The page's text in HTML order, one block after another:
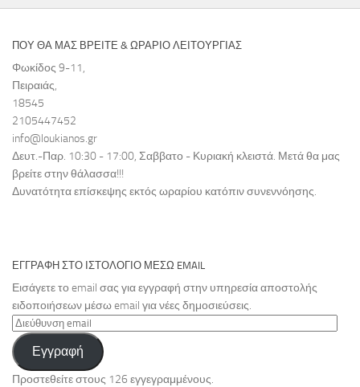
ΠΟΥ ΘΑ ΜΑΣ ΒΡΕΙΤΕ & ΩΡΑΡΙΟ ΛΕΙΤΟΥΡΓΙΑΣ
Φωκίδος 9-11,
Πειραιάς,
18545
2105447452
info@loukianos.gr
Δευτ.-Παρ. 10:30 - 17:00, Σαββατο - Κυριακή κλειστά. Μετά θα μας
βρείτε στην θάλασσα!!!
Δυνατότητα επίσκεψης εκτός ωραρίου κατόπιν συνεννόησης.
ΕΓΓΡΑΦΉ ΣΤΟ ΙΣΤΟΛΌΓΙΟ ΜΈΣΩ EMAIL
Εισάγετε το email σας για εγγραφή στην υπηρεσία αποστολής
ειδοποιήσεων μέσω email για νέες δημοσιεύσεις.
Διεύθυνση
email
Εγγραφή
Προστεθείτε στους 126 εγγεγραμμένους.